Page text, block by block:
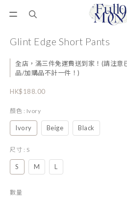
Glint Edge Short Pants
全店，滿三件免運費送到家！(請注意
品/加購品不計一件！)
HK$188.00
顏色 : Ivory
Ivory Beige Black
尺寸 : S
S M L
數量